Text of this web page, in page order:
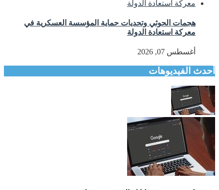
هجمات الحوثي وتحديات حماية المؤسسة العسكرية في
معركة استعادة الدولة
أغسطس 07, 2026
أحدث الفيديوهات